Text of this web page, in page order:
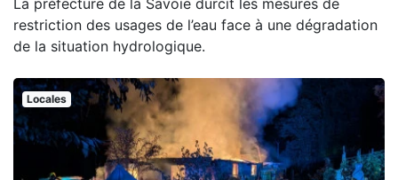
La préfecture de la Savoie durcit les mesures de
restriction des usages de l’eau face à une dégradation
de la situation hydrologique.
Locales